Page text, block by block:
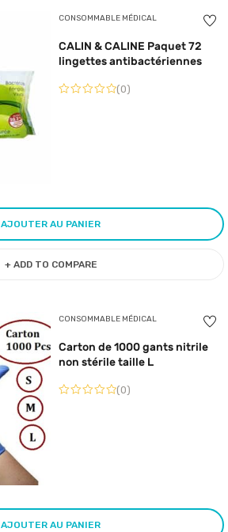
CONSOMMABLE MÉDICAL
CALIN & CALINE Paquet 72
lingettes antibactériennes
(0)
AJOUTER AU PANIER
+ ADD TO COMPARE
CONSOMMABLE MÉDICAL
Carton de 1000 gants nitrile
non stérile taille L
(0)
AJOUTER AU PANIER